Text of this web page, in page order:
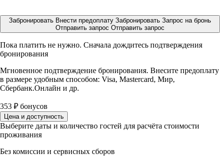
Забронировать Внести предоплату Забронировать Запрос на бронь
Отправить запрос Отправить запрос
Пока платить не нужно. Сначала дождитесь подтверждения
бронирования
Мгновенное подтверждение бронирования. Внесите предоплату
в размере удобным способом: Visa, Mastercard, Мир,
Сбербанк.Онлайн и др.
353 ₽ бонусов
Цена и доступность
Выберите даты и количество гостей для расчёта стоимости
проживания
Без комиссии и сервисных сборов